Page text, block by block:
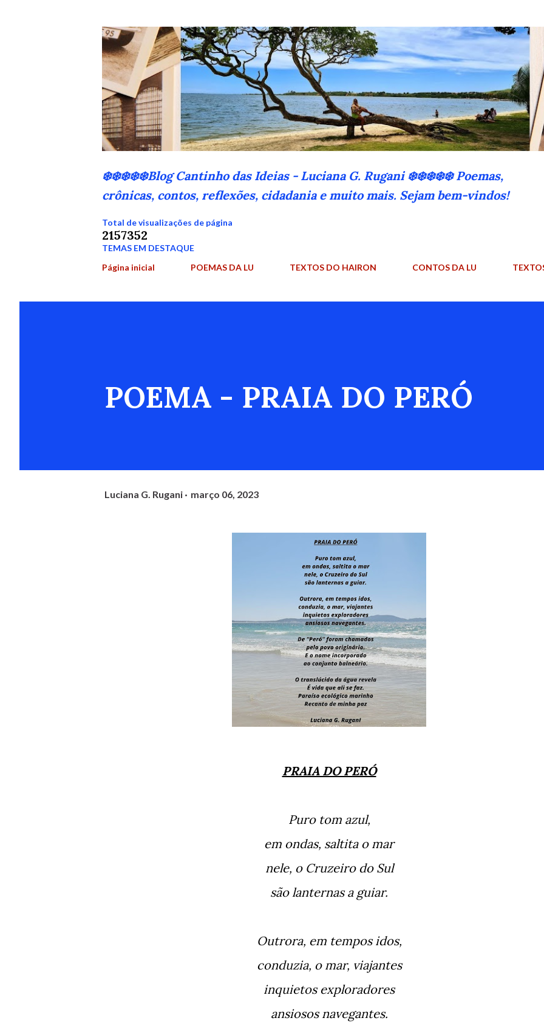
❄️❄️❄️❄️❄️Blog Cantinho das Ideias - Luciana G. Rugani ❄️❄️❄️❄️❄️ Poemas,
crônicas, contos, reflexões, cidadania e muito mais. Sejam bem-vindos!
Total de visualizações de página
2157352
TEMAS EM DESTAQUE
Página inicial
POEMAS DA LU TEXTOS DO HAIRON CONTOS DA LU
POEMA - PRAIA DO PERÓ
Luciana G. Rugani março 06, 2023
PRAIA DO PERÓ
Puro tom azul,
em ondas, saltita o mar
nele, o Cruzeiro do Sul
são lanternas a guiar.
Outrora, em tempos idos,
conduzia, o mar, viajantes
inquietos exploradores
ansiosos navegantes.